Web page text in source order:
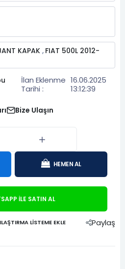
KAPAK , FIAT 500L 2012-
İlan Eklenme
Tarihi :
16.06.2025
13:12:39
Bize Ulaşın
HEMEN AL
İLE SATIN AL
LISTEME EKLE Paylaş